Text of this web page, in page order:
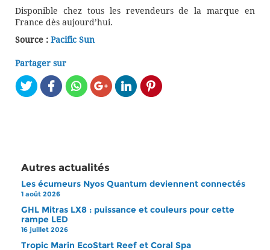
Disponible chez tous les revendeurs de la marque en
France dès aujourd’hui.
Source : Pacific Sun
Partager sur
Autres actualités
Les écumeurs Nyos Quantum deviennent connectés
1 août 2026
GHL Mitras LX8 : puissance et couleurs pour cette
rampe LED
16 juillet 2026
Tropic Marin EcoStart Reef et Coral Spa